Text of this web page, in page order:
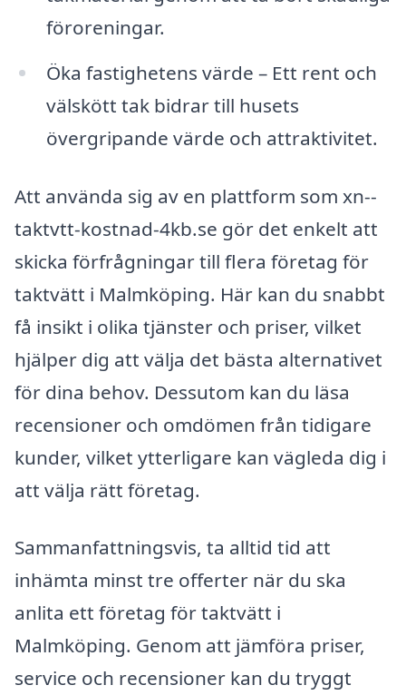
föroreningar.
Öka fastighetens värde – Ett rent och
välskött tak bidrar till husets
övergripande värde och attraktivitet.
Att använda sig av en plattform som xn--
taktvtt-kostnad-4kb.se gör det enkelt att
skicka förfrågningar till flera företag för
taktvätt i Malmköping. Här kan du snabbt
få insikt i olika tjänster och priser, vilket
hjälper dig att välja det bästa alternativet
för dina behov. Dessutom kan du läsa
recensioner och omdömen från tidigare
kunder, vilket ytterligare kan vägleda dig i
att välja rätt företag.
Sammanfattningsvis, ta alltid tid att
inhämta minst tre offerter när du ska
anlita ett företag för taktvätt i
Malmköping. Genom att jämföra priser,
service och recensioner kan du tryggt